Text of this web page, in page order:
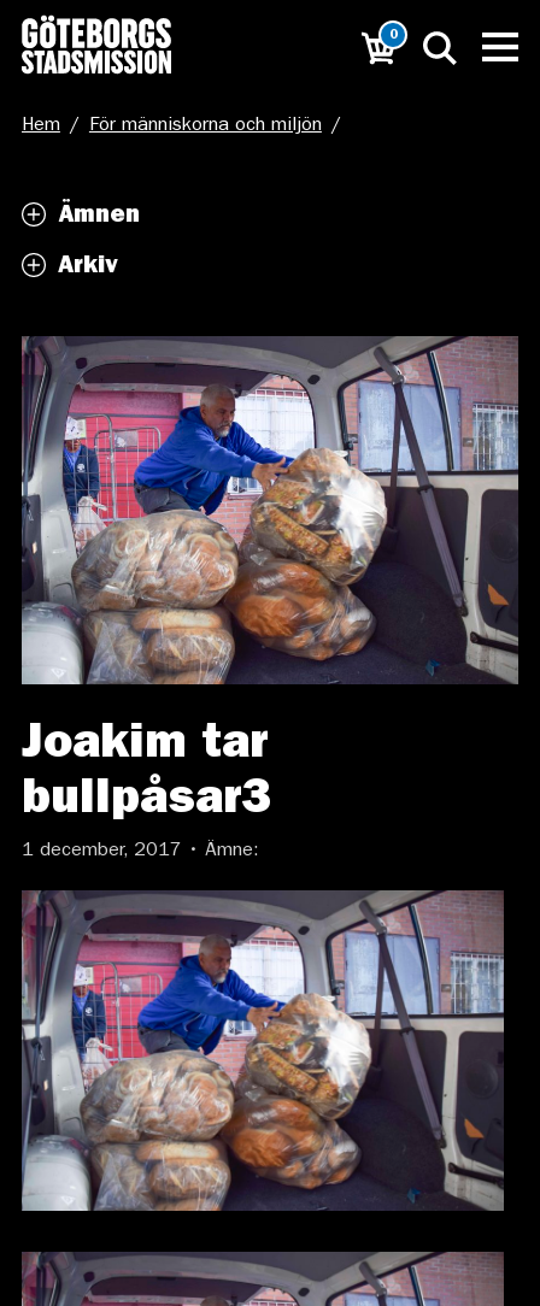
0
Hem / För människorna och miljön /
Ämnen
Arkiv
Joakim tar
bullpåsar3
1 december, 2017 • Ämne: